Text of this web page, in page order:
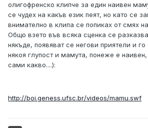
олигофренско клипче за един наивен
се чудех на какъв език пеят, но като се
внимателно в клипа се попиках от смях
Общо взето във всяка сценка се
някъде, появяват се негови приятели и
някоя глупост и мамута, понеже е
сами какво....):
http://boi.geness.ufsc.br/videos/mamu.swf